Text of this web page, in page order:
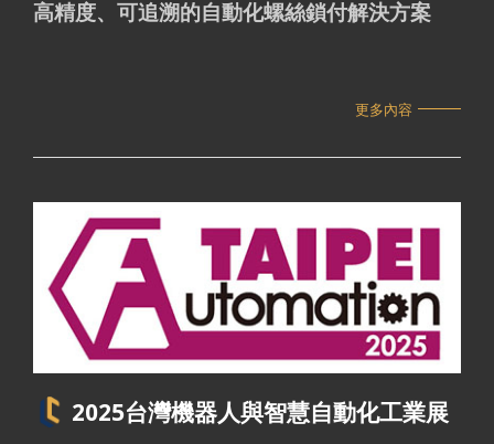
高精度、可追溯的自動化螺絲鎖付解決方案
更多內容
2025台灣機器人與智慧自動化工業展